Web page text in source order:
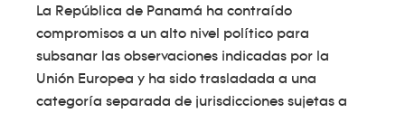
La República de Panamá ha contraído
compromisos a un alto nivel político para
subsanar las observaciones indicadas por la
Unión Europea y ha sido trasladada a una
categoría separada de jurisdicciones sujetas a